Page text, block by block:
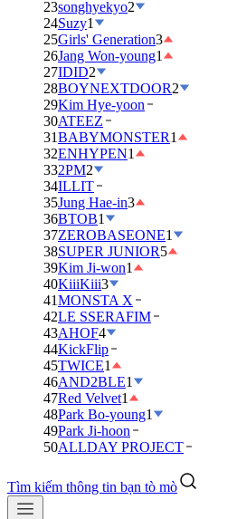
23songhyekyo2
24Suzy1
25Girls' Generation3
26Jang Won-young1
27IDID2
28BOYNEXTDOOR2
29Kim Hye-yoon
30ATEEZ
31BABYMONSTER1
32ENHYPEN1
332PM2
34ILLIT
35Jung Hae-in3
36BTOB1
37ZEROBASEONE1
38SUPER JUNIOR5
39Kim Ji-won1
40KiiiKiii3
41MONSTA X
42LE SSERAFIM
43AHOF4
44KickFlip
45TWICE1
46AND2BLE1
47Red Velvet1
48Park Bo-young1
49Park Ji-hoon
50ALLDAY PROJECT
Tìm kiếm thông tin bạn tò mò